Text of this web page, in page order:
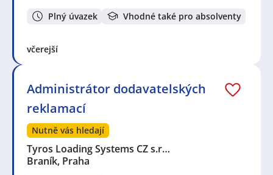
Plný úvazek Vhodné také pro absolventy
včerejší
Administrátor dodavatelských
reklamací
Nutně vás hledají
Tyros Loading Systems CZ s.r…
Braník, Praha